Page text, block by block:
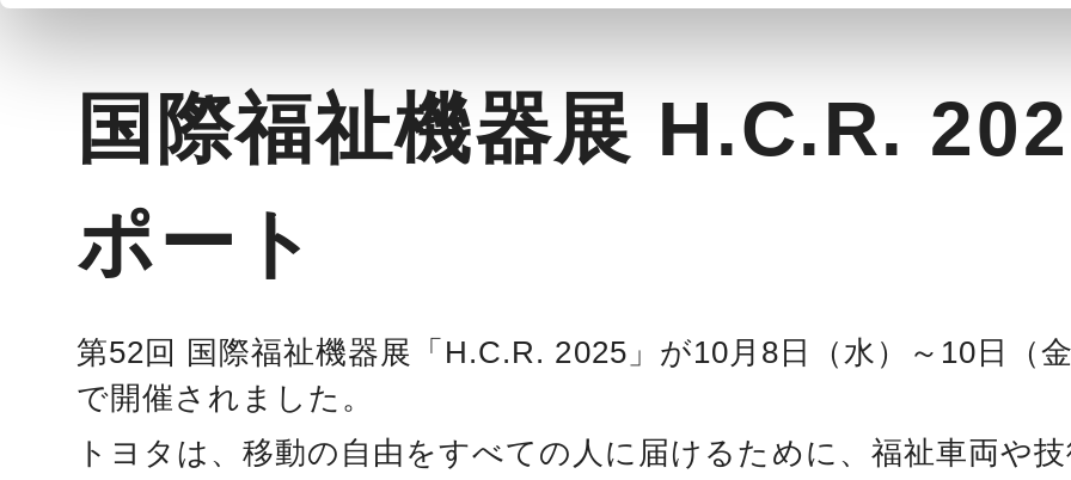
国際福祉機器展 H.C.R.
ポート
第52回 国際福祉機器展「H.C.R. 2025」が10月8日（水）～10日（
で開催されました。
トヨタは、移動の自由をすべての人に届けるために、福祉車両や